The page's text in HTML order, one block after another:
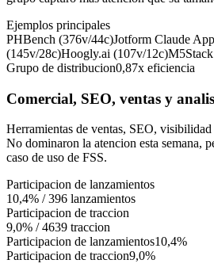
Ejemplos principales
PHBench (376v/44c)Jotform Claude
(145v/28c)Hoogly.ai (107v/12c)
Grupo de distribucion0,87x eficiencia
Comercial, SEO, ventas y
Herramientas de ventas, SEO,
No dominaron la atencion esta semana,
caso de uso de FSS.
Participacion de lanzamientos
10,4% / 396 lanzamientos
Participacion de traccion
9,0% / 4639 traccion
Participacion de lanzamientos10,4%
Participacion de traccion9,0%